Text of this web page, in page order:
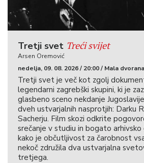
Tretji svet Treći svijet
Arsen Oremović
nedelja, 09. 08. 2026 / 20:00 / Mala dvorana
Tretji svet je več kot zgolj
legendarni zagrebški skupini, ki je
glasbeno sceno nekdanje
dveh ustvarjalnih nasprotjih: Darku
Sacherju. Film skozi odkrite
srečanje v studiu in bogato arhivsko
kako je občutljivost za čarobnost
nekoč združila dva ustvarjalna
tretjega.